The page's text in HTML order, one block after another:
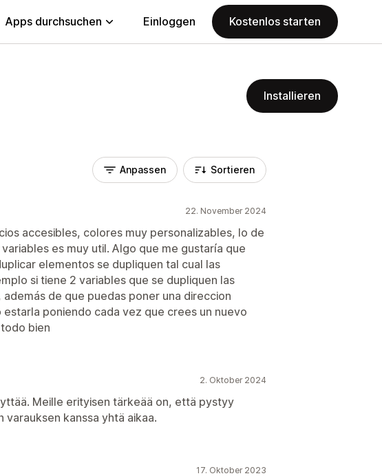
Apps durchsuchen Einloggen Kostenlos starten
Installieren
Anpassen Sortieren
22. November 2024
accesibles, colores muy personalizables, lo de
es muy util. Algo que me gustaría que
elementos se dupliquen tal cual las
si tiene 2 variables que se dupliquen las
de que puedas poner una direccion
poniendo cada vez que crees un nuevo
bien
2. Oktober 2024
Meille erityisen tärkeää on, että pystyy
varauksen kanssa yhtä aikaa.
17. Oktober 2023